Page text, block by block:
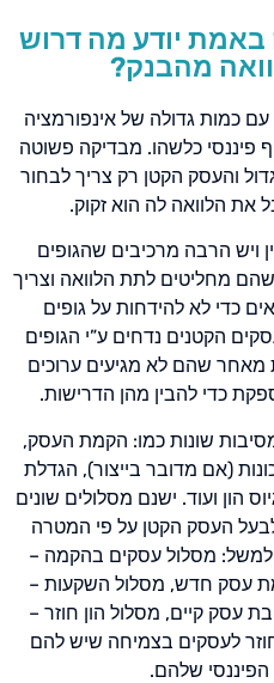
יודע מה דרוש
מהבנק?
כמות גדולה של אינפורמציה
פיננסי כלשהו. מבדיקה פשוטה
והעסק הקטן רק צריך לבחור
את הלוואה לה הוא זקוק.
ויש הרבה מרכיבים שהגופים
שהם מחליטים לתת הלוואה וצריך
כדי לא להידחות על גופים
הקטנים נדחים ע”י הגופים
מאחר שהם לא מגיעים ערוכים
כדי להבין מהן הדרישות.
שונות כמו: הקמת העסק,
(אם מדובר בייצור), הגדלת
הון ועוד. ישנם מסלולים שונים
העסק הקטן על פי המטרה
מסלול עסקים בהקמה –
עסק חדש, מסלול השקעות –
עסק קיים, מסלול הון חוזר –
חוזר לעסקים בצמיחה שיש להם
שלהם.